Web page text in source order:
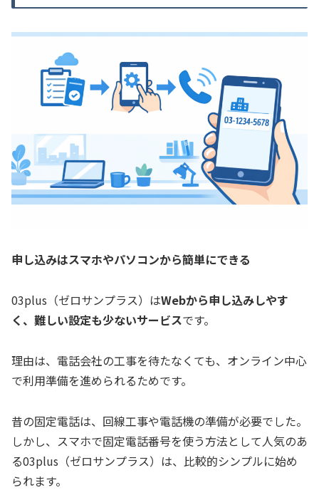
申し込みはスマホやパソコンから簡単にできる
03plus（ゼロサンプラス）はWebから申し込みしやす
く、難しい設定も少ないサービスです。
理由は、電話会社の工事を待たなくても、オンライン中心
で利用準備を進められるためです。
昔の固定電話は、回線工事や電話機の準備が必要でした。
しかし、スマホで固定電話番号を使う方法として人気のあ
る03plus（ゼロサンプラス）は、比較的シンプルに始め
られます。